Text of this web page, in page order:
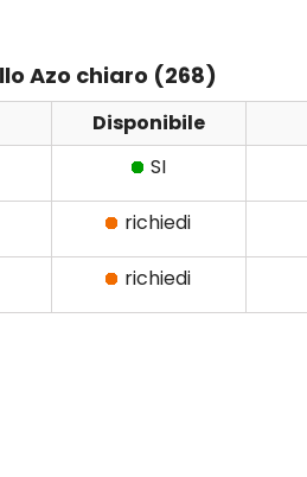
Azo chiaro (268)
Disponibile
SI
richiedi
richiedi